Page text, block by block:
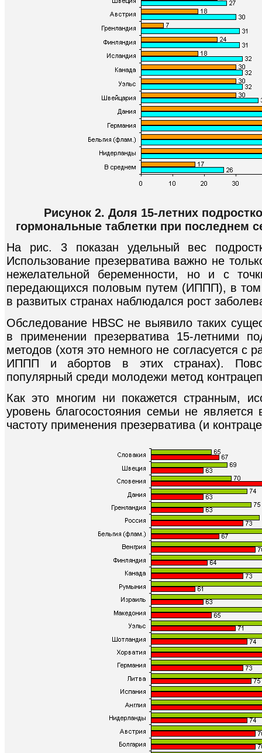
Рисунок 2. Доля 15-летних
гормональные таблетки при последнем
На рис. 3 показан удельный вес
Использование презерватива важно не
нежелательной беременности, но и с
передающихся половым путем (ИППП), в
в развитых странах наблюдался рост
Обследование HBSC не выявило таких
в применении презерватива 15-летними
методов (хотя это немного не согласуется с
ИППП и абортов в этих странах).
популярный среди молодежи метод
Как это многим ни покажется странным,
уровень благосостояния семьи не
частоту применения презерватива (и